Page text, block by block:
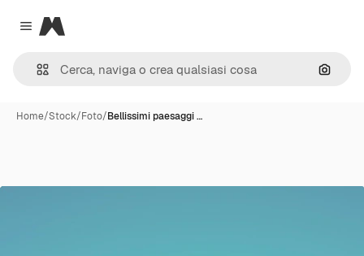
Close menu
Magnific
Cerca
Home/Stock/Foto/Bellissimi paesaggi …